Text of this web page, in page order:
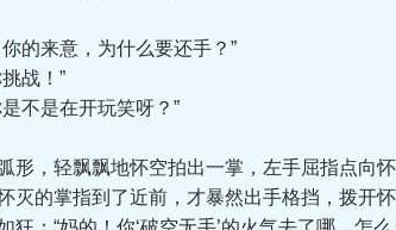
来意，为什么要还手？”
战！”
不是在开玩笑呀？”
轻飘飘地怀空拍出一掌，左手屈指点向怀
的掌指到了近前，才暴然出手格挡，拨开怀